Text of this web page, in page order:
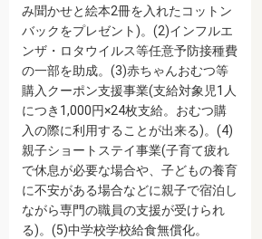
み聞かせと絵本2冊を入れたコットン
バックをプレゼント)。(2)インフルエ
ンザ・ロタウイルス等任意予防接種費
の一部を助成。(3)赤ちゃんおむつ等
購入クーポン支援事業(支給対象児1人
につき1,000円×24枚支給。おむつ購
入の際に利用することが出来る)。(4)
親子ショートステイ事業(子育て疲れ
で休息が必要な場合や、子どもの養育
に不安がある場合などに親子で宿泊し
ながら専門の職員の支援が受けられ
る)。(5)中学校学校給食無償化。